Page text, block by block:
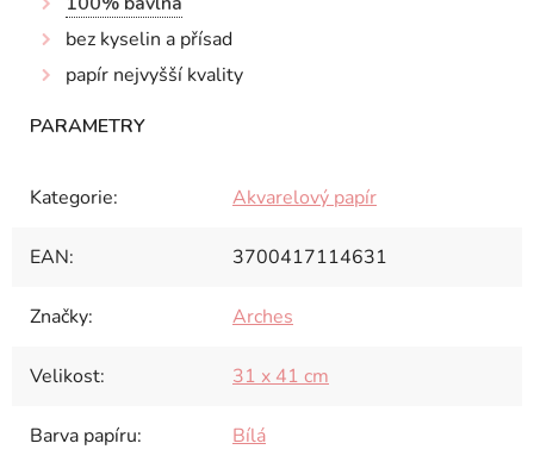
bez kyselin a přísad
papír nejvyšší kvality
Kategorie: Akvarelový papír
EAN: 3700417114631
Značky: Arches
Velikost: 31 x 41 cm
Barva papíru: Bílá